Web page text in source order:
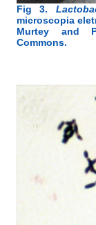
Fig 3.
microscopia
Murtey and
Commons.